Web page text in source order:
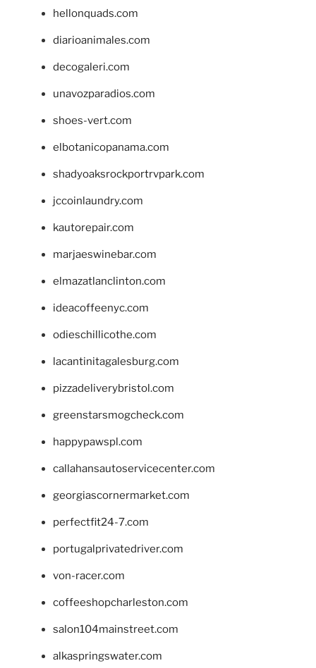
hellonquads.com
diarioanimales.com
decogaleri.com
unavozparadios.com
shoes-vert.com
elbotanicopanama.com
shadyoaksrockportrvpark.com
jccoinlaundry.com
kautorepair.com
marjaeswinebar.com
elmazatlanclinton.com
ideacoffeenyc.com
odieschillicothe.com
lacantinitagalesburg.com
pizzadeliverybristol.com
greenstarsmogcheck.com
happypawspl.com
callahansautoservicecenter.com
georgiascornermarket.com
perfectfit24-7.com
portugalprivatedriver.com
von-racer.com
coffeeshopcharleston.com
salon104mainstreet.com
alkaspringswater.com